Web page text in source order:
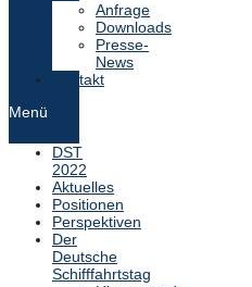
Anfrage
Downloads
Presse-
News
Kontakt
Menü
DST
2022
Aktuelles
Positionen
Perspektiven
Der
Deutsche
Schifffahrtstag